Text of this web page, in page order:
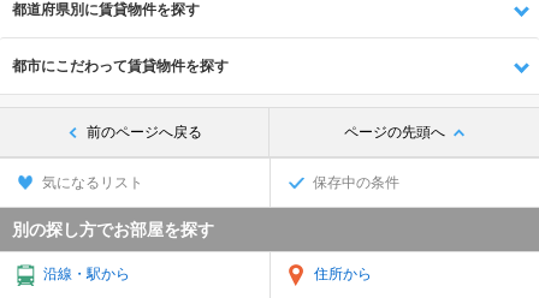
都道府県別に賃貸物件を探す
都市にこだわって賃貸物件を探す
前のページへ戻る ページの先頭へ
気になるリスト 保存中の条件
別の探し方でお部屋を探す
沿線・駅から 住所から